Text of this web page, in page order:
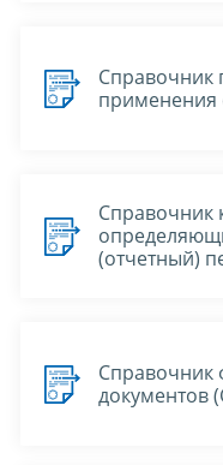
Справочник
Справочник
(отчетный)
Справочник
документов